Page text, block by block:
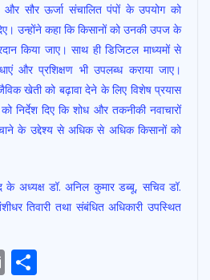
सौर ऊर्जा संचालित पंपों के उपयोग को
उन्होंने कहा कि किसानों को उनकी उपज के
किया जाए। साथ ही डिजिटल माध्यमों से
और प्रशिक्षण भी उपलब्ध कराया जाए।
खेती को बढ़ावा देने के लिए विशेष प्रयास
निर्देश दिए कि शोध और तकनीकी नवाचारों
के उद्देश्य से अधिक से अधिक किसानों को
के अध्यक्ष डॉ. अनिल कुमार डब्बू, सचिव डॉ.
तिवारी तथा संबंधित अधिकारी उपस्थित
E